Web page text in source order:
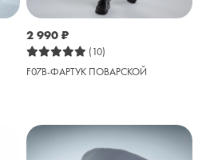
2 990 ₽
(10)
F07B-ФАРТУК ПОВАРСКОЙ